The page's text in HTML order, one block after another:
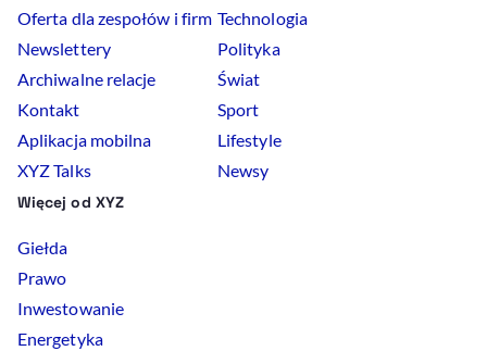
Oferta dla zespołów i firm
Newslettery
Archiwalne relacje
Kontakt
Aplikacja mobilna
XYZ Talks
Technologia
Polityka
Świat
Sport
Lifestyle
Newsy
Więcej od XYZ
Giełda
Prawo
Inwestowanie
Energetyka